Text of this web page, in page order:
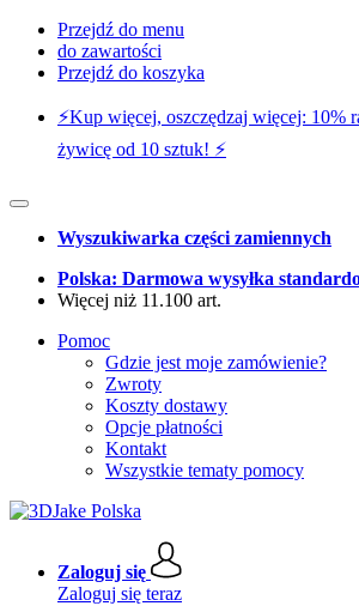
Przejdź do menu
do zawartości
Przejdź do koszyka
⚡️Kup więcej, oszczędzaj więcej: 10%
żywicę od 10 sztuk! ⚡️
Wyszukiwarka części zamiennych
Polska: Darmowa wysyłka
Więcej niż 11.100 art.
Pomoc
Gdzie jest moje zamówienie?
Zwroty
Koszty dostawy
Opcje płatności
Kontakt
Wszystkie tematy pomocy
Zaloguj się
Zaloguj się teraz